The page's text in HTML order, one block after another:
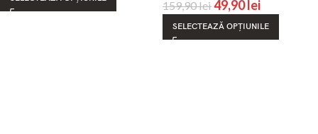
159,90lei49,90lei
SELECTEAZĂ OPȚIUNILE